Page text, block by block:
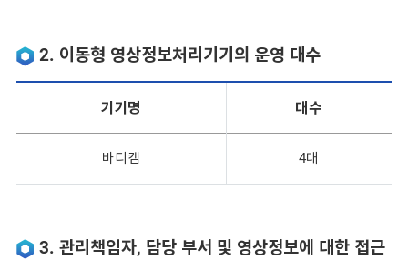
2. 이동형 영상정보처리기기의 운영 대수
기기명 대수
바디캠 4대
3. 관리책임자, 담당 부서 및 영상정보에 대한 접근